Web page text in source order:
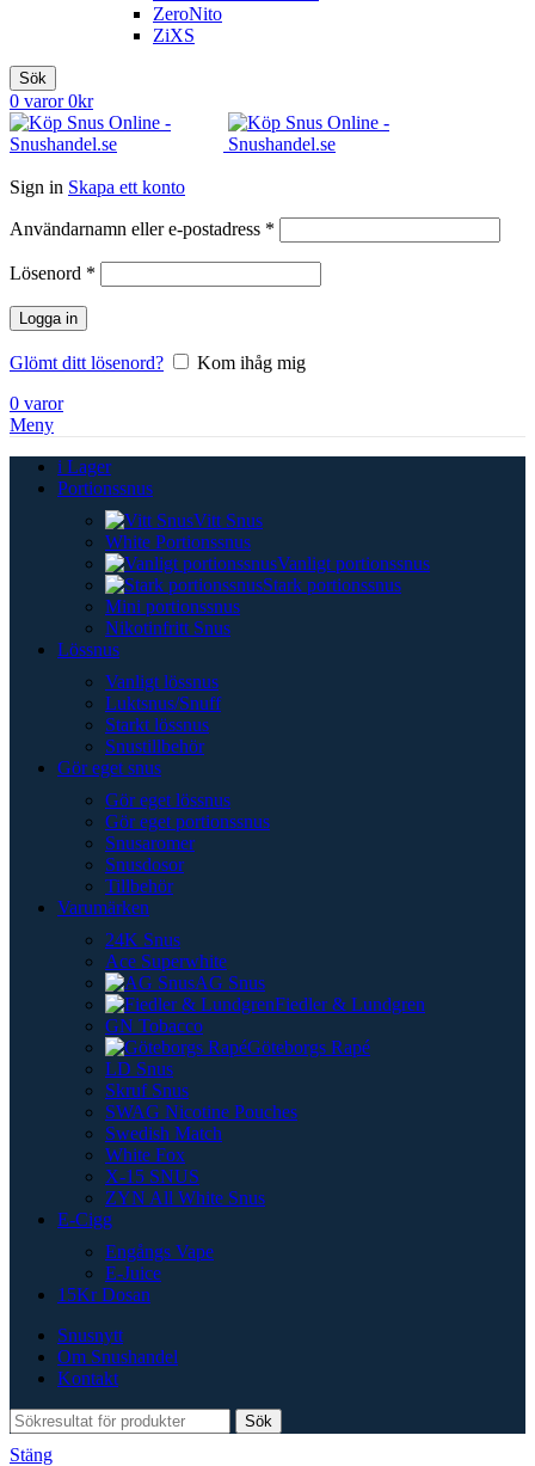
ZeroNito
ZiXS
Sök
0 varor 0kr
Sign in Skapa ett konto
Användarnamn eller e-postadress *
Lösenord *
Logga in
Glömt ditt lösenord?
Kom ihåg mig
0 varor
Meny
i Lager
Portionssnus
Vitt Snus
White Portionssnus
Vanligt portionssnus
Stark portionssnus
Mini portionssnus
Nikotinfritt Snus
Lössnus
Vanligt lössnus
Luktsnus/Snuff
Starkt lössnus
Snustillbehör
Gör eget snus
Gör eget lössnus
Gör eget portionssnus
Snusaromer
Snusdosor
Tillbehör
Varumärken
24K Snus
Ace Superwhite
AG Snus
Fiedler & Lundgren
GN Tobacco
Göteborgs Rapé
LD Snus
Skruf Snus
SWAG Nicotine Pouches
Swedish Match
White Fox
X-15 SNUS
ZYN All White Snus
E-Cigg
Engångs Vape
E-Juice
15Kr Dosan
Snusnytt
Om Snushandel
Kontakt
Sök
Stäng